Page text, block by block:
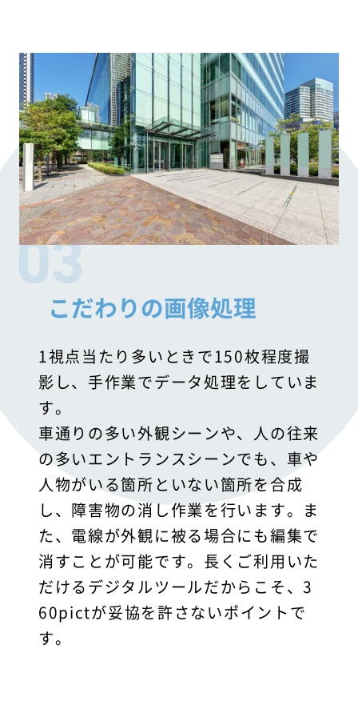
こだわりの画像処理
1視点当たり多いときで150枚程度撮
影し、手作業でデータ処理をしていま
す。
車通りの多い外観シーンや、人の往来
の多いエントランスシーンでも、車や
人物がいる箇所といない箇所を合成
し、障害物の消し作業を行います。ま
た、電線が外観に被る場合にも編集で
消すことが可能です。長くご利用いた
だけるデジタルツールだからこそ、3
60pictが妥協を許さないポイントで
す。